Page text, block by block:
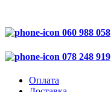
060 988 058
078 248 919
Оплата